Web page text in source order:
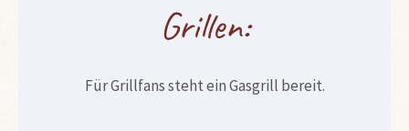
Grillen:
Für Grillfans steht ein Gasgrill bereit.